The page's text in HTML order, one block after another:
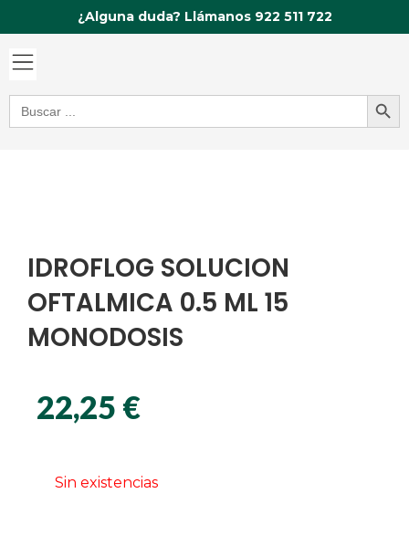
al
¿Alguna duda? Llámanos 922 511 722
Buscar: Botón de
IDROFLOG SOLUCION
OFTALMICA 0.5 ML 15
MONODOSIS
22,25 €
Sin existencias